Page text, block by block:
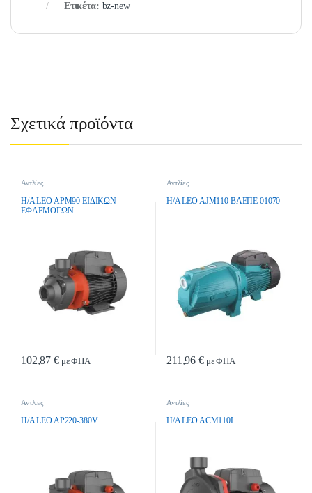
Ετικέτα: bz-new
Σχετικά προϊόντα
Αντλίες
H/A LEO APM90 EIΔIKΩN
EΦAPMOΓΩN
102,87€με ΦΠΑ
Αντλίες
H/A LEO AJM110 ΒΛΕΠΕ 01070
211,96€με ΦΠΑ
Αντλίες
H/A LEO AP220-380V
Αντλίες
H/A LEO ACM110L